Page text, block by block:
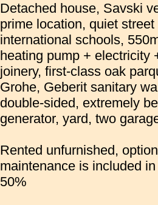
Detached house, Savski
prime location, quiet
international schools,
heating pump + electricity
joinery, first-class oak
Grohe, Geberit sanitary
double-sided, extremely
generator, yard, two
Rented unfurnished,
maintenance is included
50%